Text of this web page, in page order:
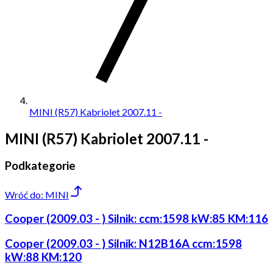
MINI (R57) Kabriolet 2007.11 -
MINI (R57) Kabriolet 2007.11 -
Podkategorie
Wróć do: MINI
Cooper (2009.03 - ) Silnik: ccm:1598 kW:85 KM:116
Cooper (2009.03 - ) Silnik: N12B16A ccm:1598
kW:88 KM:120